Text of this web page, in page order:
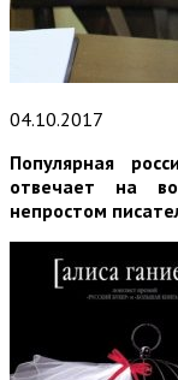
04.10.2017
Популярная
отвечает на
непростом